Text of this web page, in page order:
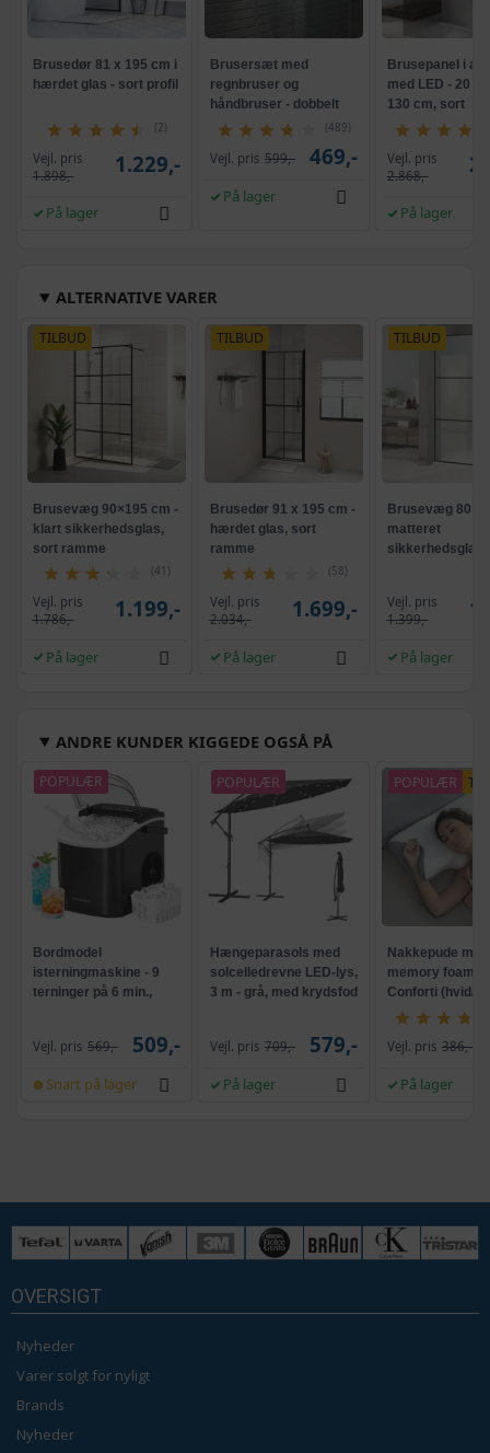
Brusedør 81 x 195 cm i
hærdet glas - sort profil
(2)
Vejl. pris
1.898,-
1.229,-
På lager
Brusersæt med
regnbruser og
håndbruser - dobbelt
brusehoved, rustfrit(489)
Vejl. pris 599,- 469,-
På lager
Brusepanel i
med LED - 20 ×
130 cm, sort
Vejl. pris
2.868,-
På lager
ALTERNATIVE VARER
TILBUD
Brusevæg 90×195 cm -
klart sikkerhedsglas,
sort ramme
(41)
Vejl. pris
1.786,-
1.199,-
På lager
TILBUD
Brusedør 91 x 195 cm -
hærdet glas, sort
ramme
(58)
Vejl. pris
2.034,-
1.699,-
På lager
TILBUD
Brusevæg
matteret
sikkerhedsglas,
Vejl. pris
1.399,-
På lager
ANDRE KUNDER KIGGEDE OGSÅ PÅ
POPULÆR
Bordmodel
isterningmaskine - 9
terninger på 6 min.,
Vejl. pris 569,- 509,-
Snart på lager
POPULÆR
Hængeparasols med
solcelledrevne LED-lys,
3 m - grå, med krydsfod
Vejl. pris 709,- 579,-
På lager
POPULÆR
Nakkepude med
memory foam -
Conforti (hvid/
Vejl. pris 386,-
På lager
OVERSIGT
Nyheder
Varer solgt for nyligt
Brands
Nyheder